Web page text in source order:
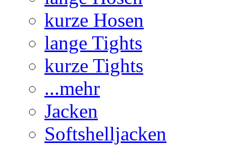
kurze Hosen
lange Tights
kurze Tights
...mehr
Jacken
Softshelljacken